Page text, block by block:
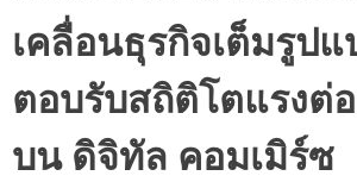
เคลื่อนธุรกิจเต็มรูปแ
ตอบรับสถิติโตแรงต่อ
บน ดิจิทัล คอมเมิร์ซ